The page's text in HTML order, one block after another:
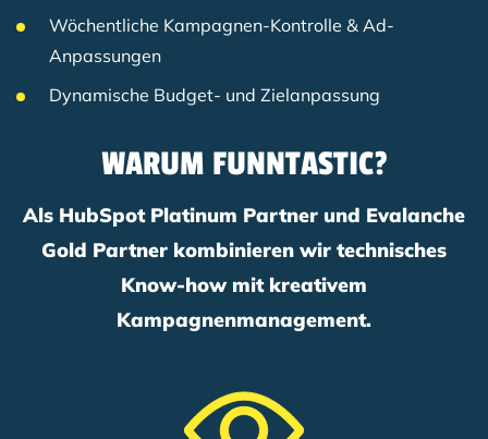
Wöchentliche Kampagnen-Kontrolle & Ad-
Anpassungen
Dynamische Budget- und Zielanpassung
WARUM FUNNTASTIC?
Als HubSpot Platinum Partner und Evalanche
Gold Partner kombinieren wir technisches
Know-how mit kreativem
Kampagnenmanagement.